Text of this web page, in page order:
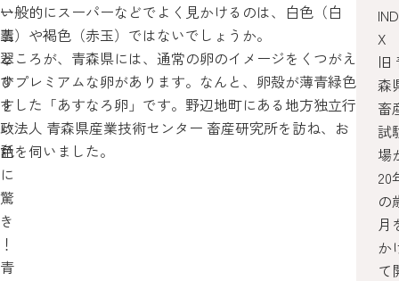
い
翡
翠
ひ
す
い
色
に
驚
き
！
青
一般的にスーパーなどでよく見かけるのは、白色（白
玉）や褐色（赤玉）ではないでしょうか。
ところが、青森県には、通常の卵のイメージをくつがえ
すプレミアムな卵があります。なんと、卵殻が薄青緑色
をした「あすなろ卵」です。野辺地町にある地方独立行
政法人 青森県産業技術センター 畜産研究所を訪ね、お
話を伺いました。
X
旧
森
畜
試
場
20
の
月
か
て